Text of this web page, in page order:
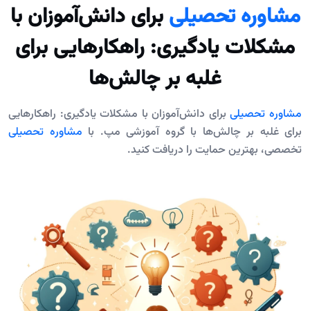
مشاوره تحصیلیبرای دانش‌آموزان با
مشکلات یادگیری: راهکارهایی برای
غلبه بر چالش‌ها
مشاوره تحصیلیبرای دانش‌آموزان با مشکلات یادگیری: راهکارهایی
برای غلبه بر چالش‌ها با گروه آموزشی مپ. با مشاوره تحصیلی
تخصصی، بهترین حمایت را دریافت کنید.